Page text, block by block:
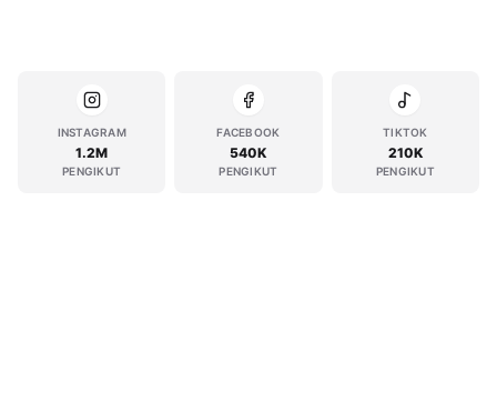
INSTAGRAM
1.2M
PENGIKUT
FACEBOOK
540K
PENGIKUT
TIKTOK
210K
PENGIKUT